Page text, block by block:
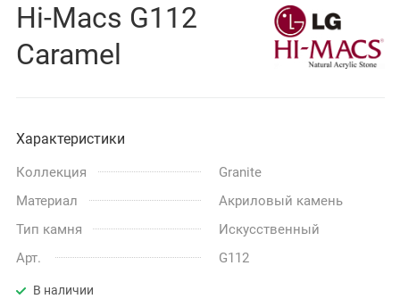
Hi-Macs G112
Caramel
Характеристики
Коллекция
Granite
Материал
Акриловый камень
Тип камня
Искусственный
Арт.
G112
В наличии